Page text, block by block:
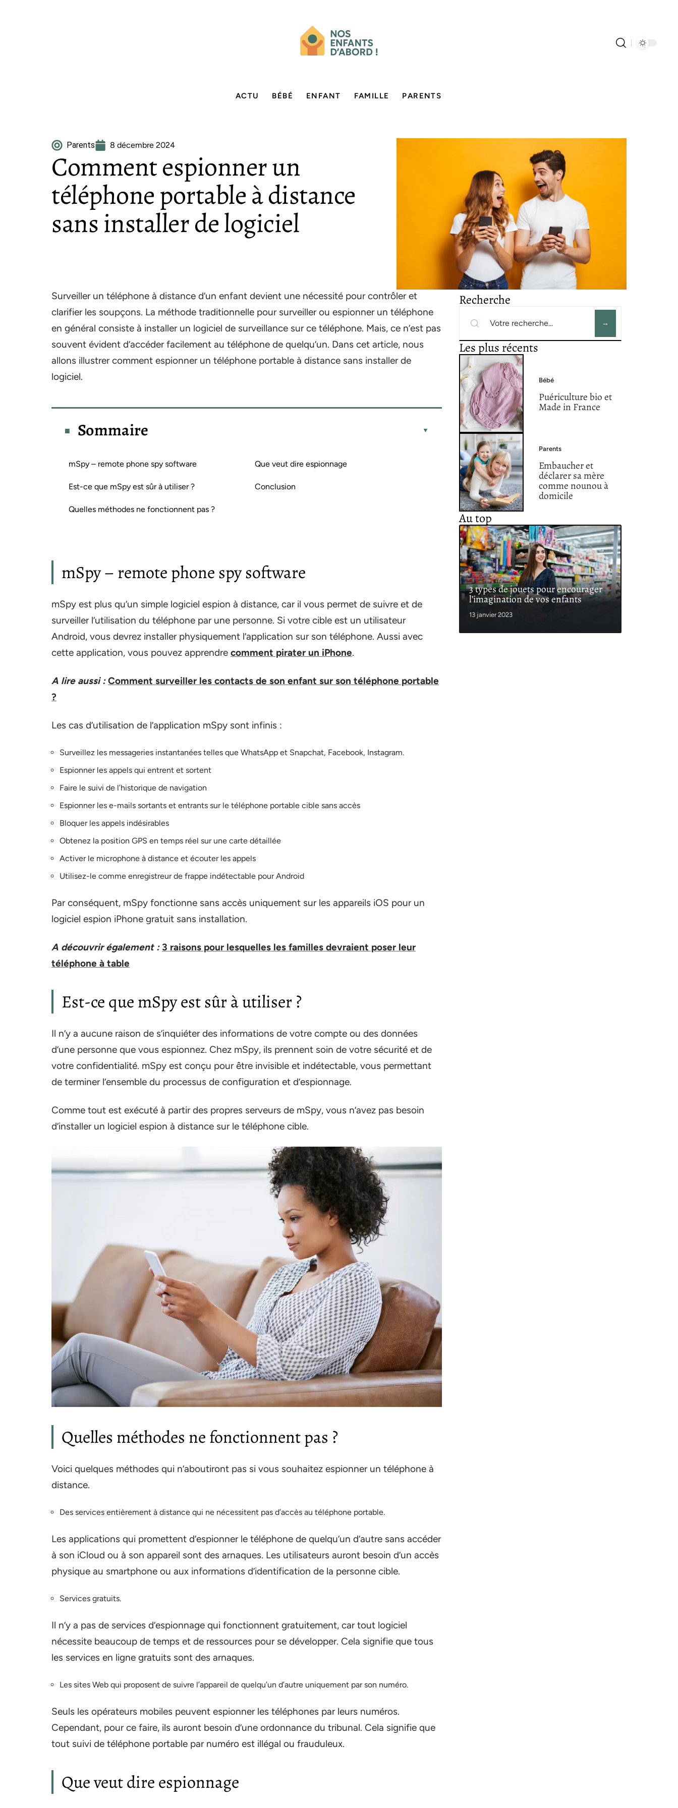
ACTU BÉBÉ ENFANT FAMILLE PARENTS
Parents 8 décembre 2024
Comment espionner un
téléphone portable à distance
sans installer de logiciel
Surveiller un téléphone à distance d’un enfant devient une nécessité pour contrôler et
clarifier les soupçons. La méthode traditionnelle pour surveiller ou espionner un téléphone
en général consiste à installer un logiciel de surveillance sur ce téléphone. Mais, ce n’est pas
souvent évident d’accéder facilement au téléphone de quelqu’un. Dans cet article, nous
allons illustrer comment espionner un téléphone portable à distance sans installer de
logiciel.
Sommaire
mSpy – remote phone spy software
Est-ce que mSpy est sûr à utiliser ?
Quelles méthodes ne fonctionnent pas ?
Que veut dire espionnage
Conclusion
mSpy – remote phone spy software
mSpy est plus qu’un simple logiciel espion à distance, car il vous permet de suivre et de
surveiller l’utilisation du téléphone par une personne. Si votre cible est un utilisateur
Android, vous devrez installer physiquement l’application sur son téléphone. Aussi avec
cette application, vous pouvez apprendre comment pirater un iPhone.
A lire aussi : Comment surveiller les contacts de son enfant sur son téléphone portable
?
Les cas d’utilisation de l’application mSpy sont infinis :
Surveillez les messageries instantanées telles que WhatsApp et Snapchat, Facebook, Instagram.
Espionner les appels qui entrent et sortent
Faire le suivi de l’historique de navigation
Espionner les e-mails sortants et entrants sur le téléphone portable cible sans accès
Bloquer les appels indésirables
Obtenez la position GPS en temps réel sur une carte détaillée
Activer le microphone à distance et écouter les appels
Utilisez-le comme enregistreur de frappe indétectable pour Android
Par conséquent, mSpy fonctionne sans accès uniquement sur les appareils iOS pour un
logiciel espion iPhone gratuit sans installation.
A découvrir également : 3 raisons pour lesquelles les familles devraient poser leur
téléphone à table
Est-ce que mSpy est sûr à utiliser ?
Il n’y a aucune raison de s’inquiéter des informations de votre compte ou des données
d’une personne que vous espionnez. Chez mSpy, ils prennent soin de votre sécurité et de
votre confidentialité. mSpy est conçu pour être invisible et indétectable, vous permettant
de terminer l’ensemble du processus de configuration et d’espionnage.
Comme tout est exécuté à partir des propres serveurs de mSpy, vous n’avez pas besoin
d’installer un logiciel espion à distance sur le téléphone cible.
Quelles méthodes ne fonctionnent pas ?
Voici quelques méthodes qui n’aboutiront pas si vous souhaitez espionner un téléphone à
distance.
Des services entièrement à distance qui ne nécessitent pas d’accès au téléphone portable.
Les applications qui promettent d’espionner le téléphone de quelqu’un d’autre sans accéder
à son iCloud ou à son appareil sont des arnaques. Les utilisateurs auront besoin d’un accès
physique au smartphone ou aux informations d’identification de la personne cible.
Services gratuits.
Il n’y a pas de services d’espionnage qui fonctionnent gratuitement, car tout logiciel
nécessite beaucoup de temps et de ressources pour se développer. Cela signifie que tous
les services en ligne gratuits sont des arnaques.
Les sites Web qui proposent de suivre l’appareil de quelqu’un d’autre uniquement par son numéro.
Seuls les opérateurs mobiles peuvent espionner les téléphones par leurs numéros.
Cependant, pour ce faire, ils auront besoin d’une ordonnance du tribunal. Cela signifie que
tout suivi de téléphone portable par numéro est illégal ou frauduleux.
Que veut dire espionnage
Recherche
Les plus récents
Bébé
Puériculture bio et
Made in France
Parents
Embaucher et
déclarer sa mère
comme nounou à
domicile
Au top
3 types de jouets pour encourager
l’imagination de vos enfants
13 janvier 2023